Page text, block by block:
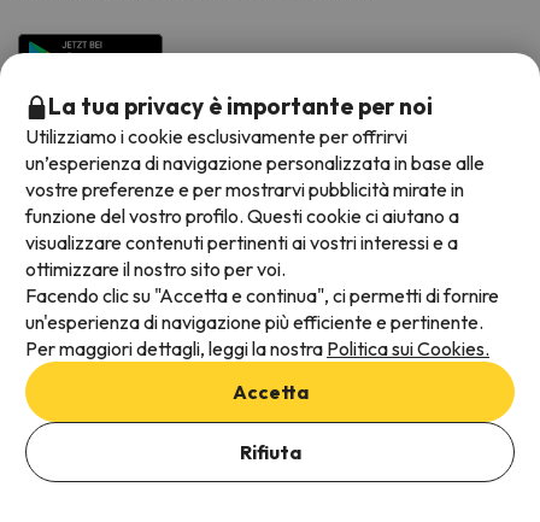
Aggiungi date per verificare la disponibilità
Seleziona Date di prenotazione
Metodi di pagamento disponibili
Termini e condizioni generali
Protezione dei dati
Informativa sui cookie
La tua privacy è importante per noi
Utilizziamo i cookie esclusivamente per offrirvi
un’esperienza di navigazione personalizzata in base alle
vostre preferenze e per mostrarvi pubblicità mirate in
funzione del vostro profilo. Questi cookie ci aiutano a
visualizzare contenuti pertinenti ai vostri interessi e a
ottimizzare il nostro sito per voi.
Facendo clic su "Accetta e continua", ci permetti di fornire
un'esperienza di navigazione più efficiente e pertinente.
Per maggiori dettagli, leggi la nostra Politica sui Cookies.
Accetta
Rifiuta